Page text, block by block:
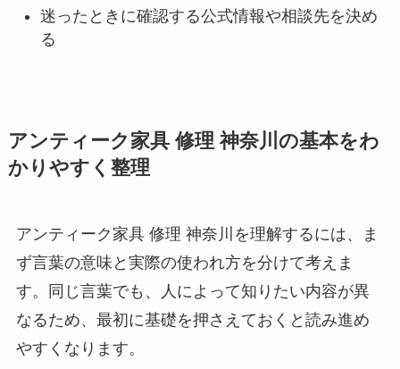
迷ったときに確認する公式情報や相談先を決め
る
アンティーク家具 修理 神奈川の基本をわ
かりやすく整理
アンティーク家具 修理 神奈川を理解するには、ま
ず言葉の意味と実際の使われ方を分けて考えま
す。同じ言葉でも、人によって知りたい内容が異
なるため、最初に基礎を押さえておくと読み進め
やすくなります。